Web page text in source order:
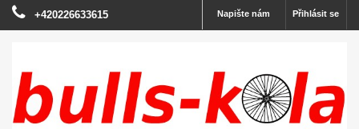
Přihlásit se
Napište nám
+420226633615